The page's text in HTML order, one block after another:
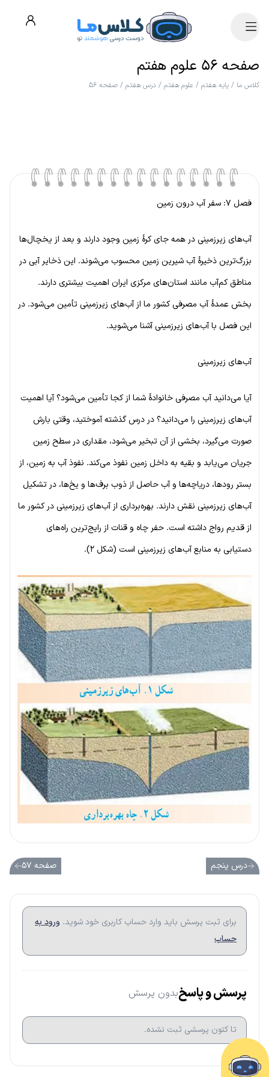
صفحه ۵۶ علوم هفتم
کلاس ما / پایه هفتم / علوم هفتم / درس هفتم / صفحه ۵۶
فصل ۷: سفر آب درون زمین
آب‌های زیرزمینی در همه جای کرهٔ زمین وجود دارند و بعد از یخچال‌ها
بزرگ‌ترین ذخیرهٔ آب شیرین زمین محسوب می‌شوند. این ذخایر آبی در
مناطق کم‌آب مانند استان‌های مرکزی ایران اهمیت بیشتری دارند.
بخش عمدهٔ آب مصرفی کشور ما از آب‌های زیرزمینی تأمین می‌شود. در
این فصل با آب‌های زیرزمینی آشنا می‌شوید.
آب‌های زیرزمینی
آیا می‌دانید آب مصرفی خانوادهٔ شما از کجا تأمین می‌شود؟ آیا اهمیت
آب‌های زیرزمینی را می‌دانید؟ در درس گذشته آموختید، وقتی بارش
صورت می‌گیرد، بخشی از آن تبخیر می‌شود، مقداری در سطح زمین
جریان می‌یابد و بقیه به داخل زمین نفوذ می‌کند. نفوذ آب به زمین، از
بستر رودها، دریاچه‌ها و آب حاصل از ذوب برف‌ها و یخ‌ها، در تشکیل
آب‌های زیرزمینی نقش دارند. بهره‌برداری از آب‌های زیرزمینی در کشور ما
از قدیم رواج داشته است. حفر چاه و قنات از رایج‌ترین راه‌های
دستیابی به منابع آب‌های زیرزمینی است (شکل ۲).
درس پنجم صفحه ۵۷
برای ثبت پرسش باید وارد حساب کاربری خود شوید. ورود به
حساب
پرسش و پاسخبدون پرسش
تا کتون پرسشی ثبت نشده.